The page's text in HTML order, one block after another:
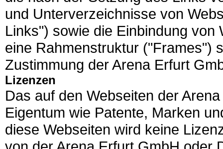
und Unterverzeichnisse von
Links") sowie die Einbindung
eine Rahmenstruktur ("Frames")
Zustimmung der Arena Erfurt
Lizenzen
Das auf den Webseiten der
Eigentum wie Patente, Marken
diese Webseiten wird keine